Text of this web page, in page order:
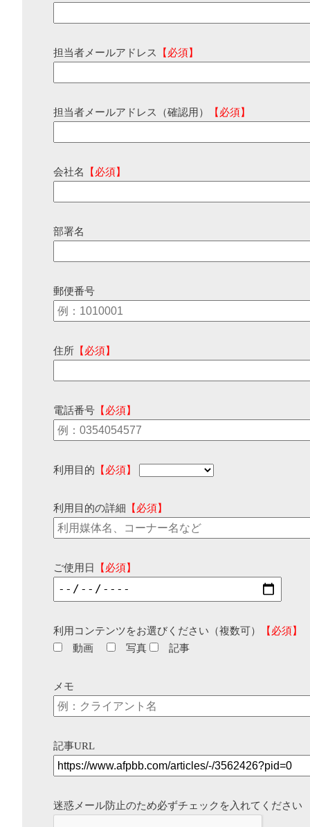
担当者メールアドレス 【必須】
担当者メールアドレス（確認用） 【必須】
会社名 【必須】
部署名
郵便番号
住所 【必須】
電話番号 【必須】
利用目的 【必須】
利用目的の詳細 【必須】
ご使用日 【必須】
利用コンテンツをお選びください（複数可）
【必須】
動画
写真 記事
メモ
記事URL
迷惑メール防止のため必ずチェックを入れてください